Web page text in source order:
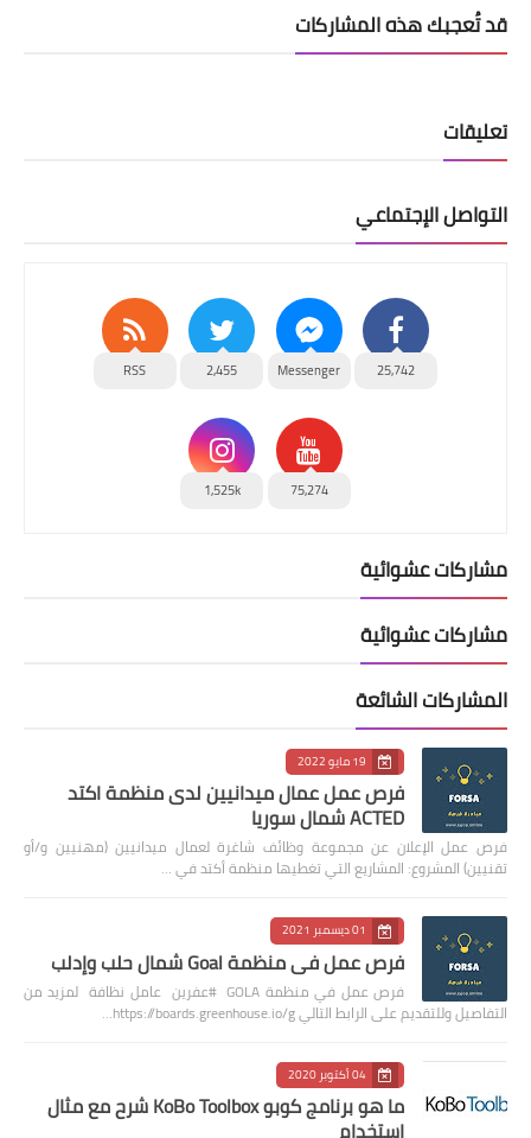
قد تُعجبك هذه المشاركات
تعليقات
التواصل الإجتماعي
25,742
Messenger
2,455
RSS
75,274
1,525k
مشاركات عشوائية
مشاركات عشوائية
المشاركات الشائعة
19 مايو 2022
فرص عمل عمال ميدانيين لدى منظمة اكتد
ACTED شمال سوريا
فرص عمل الإعلان عن مجموعة وظائف شاغرة لعمال ميدانيين (مهنيين و/أو
تقنيين) المشروع: المشاريع التي تغطيها منظمة أكتد في …
01 ديسمبر 2021
فرص عمل في منظمة Goal شمال حلب وإدلب
فرص عمل في منظمة GOLA #عفرين عامل نظافة لمزيد من
التفاصيل وللتقديم على الرابط التالي https://boards.greenhouse.io/g…
04 أكتوبر 2020
ما هو برنامج كوبو KoBo Toolbox شرح مع مثال